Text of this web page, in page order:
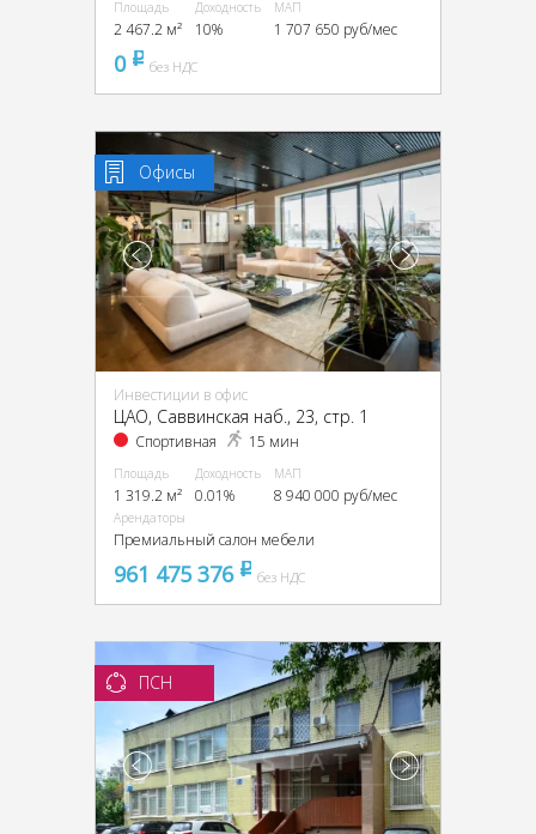
Площадь
2 467.2 м²
Доходность
10%
МАП
1 707 650 руб/мес
0 pуббез НДС
Офисы
Инвестиции в офис
ЦАО, Саввинская наб., 23, стр. 1
Спортивная 15 мин
Площадь
1 319.2 м²
Доходность
0.01%
МАП
8 940 000 руб/мес
Арендаторы
Премиальный салон мебели
961 475 376 pуббез НДС
ПСН